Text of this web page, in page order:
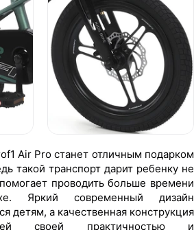
Air Pro станет отличным подарком
такой транспорт дарит ребенку не
проводить больше времени
Яркий современный дизайн
детям, а качественная конструкция
своей практичностью и